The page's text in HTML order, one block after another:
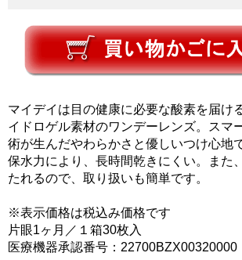
マイデイは目の健康に必要な酸素を届け
イドロゲル素材のワンデーレンズ。スマ
術が生んだやわらかさと優しいつけ心地
保水力により、長時間乾きにくい。また
たれるので、取り扱いも簡単です。
※表示価格は税込み価格です
片眼1ヶ月／１箱30枚入
医療機器承認番号：22700BZX00320000